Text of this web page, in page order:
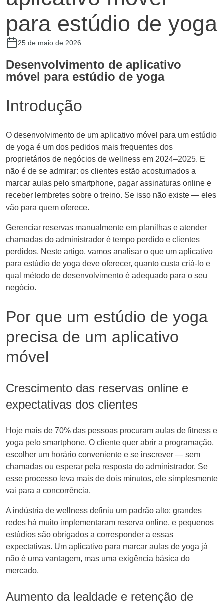
para estúdio de yoga
25 de maio de 2026
Desenvolvimento de aplicativo
móvel para estúdio de yoga
Introdução
O desenvolvimento de um aplicativo móvel para um estúdio
de yoga é um dos pedidos mais frequentes dos
proprietários de negócios de wellness em 2024–2025. E
não é de se admirar: os clientes estão acostumados a
marcar aulas pelo smartphone, pagar assinaturas online e
receber lembretes sobre o treino. Se isso não existe — eles
vão para quem oferece.
Gerenciar reservas manualmente em planilhas e atender
chamadas do administrador é tempo perdido e clientes
perdidos. Neste artigo, vamos analisar o que um aplicativo
para estúdio de yoga deve oferecer, quanto custa criá-lo e
qual método de desenvolvimento é adequado para o seu
negócio.
Por que um estúdio de yoga
precisa de um aplicativo
móvel
Crescimento das reservas online e
expectativas dos clientes
Hoje mais de 70% das pessoas procuram aulas de fitness e
yoga pelo smartphone. O cliente quer abrir a programação,
escolher um horário conveniente e se inscrever — sem
chamadas ou esperar pela resposta do administrador. Se
esse processo leva mais de dois minutos, ele simplesmente
vai para a concorrência.
A indústria de wellness definiu um padrão alto: grandes
redes há muito implementaram reserva online, e pequenos
estúdios são obrigados a corresponder a essas
expectativas. Um aplicativo para marcar aulas de yoga já
não é uma vantagem, mas uma exigência básica do
mercado.
Aumento da lealdade e retenção de